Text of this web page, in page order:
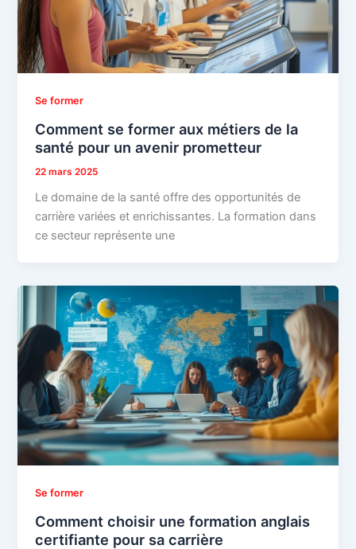
Se former
Comment se former aux métiers de la
santé pour un avenir prometteur
22 mars 2025
Le domaine de la santé offre des opportunités de
carrière variées et enrichissantes. La formation dans
ce secteur représente une
Se former
Comment choisir une formation anglais
certifiante pour sa carrière